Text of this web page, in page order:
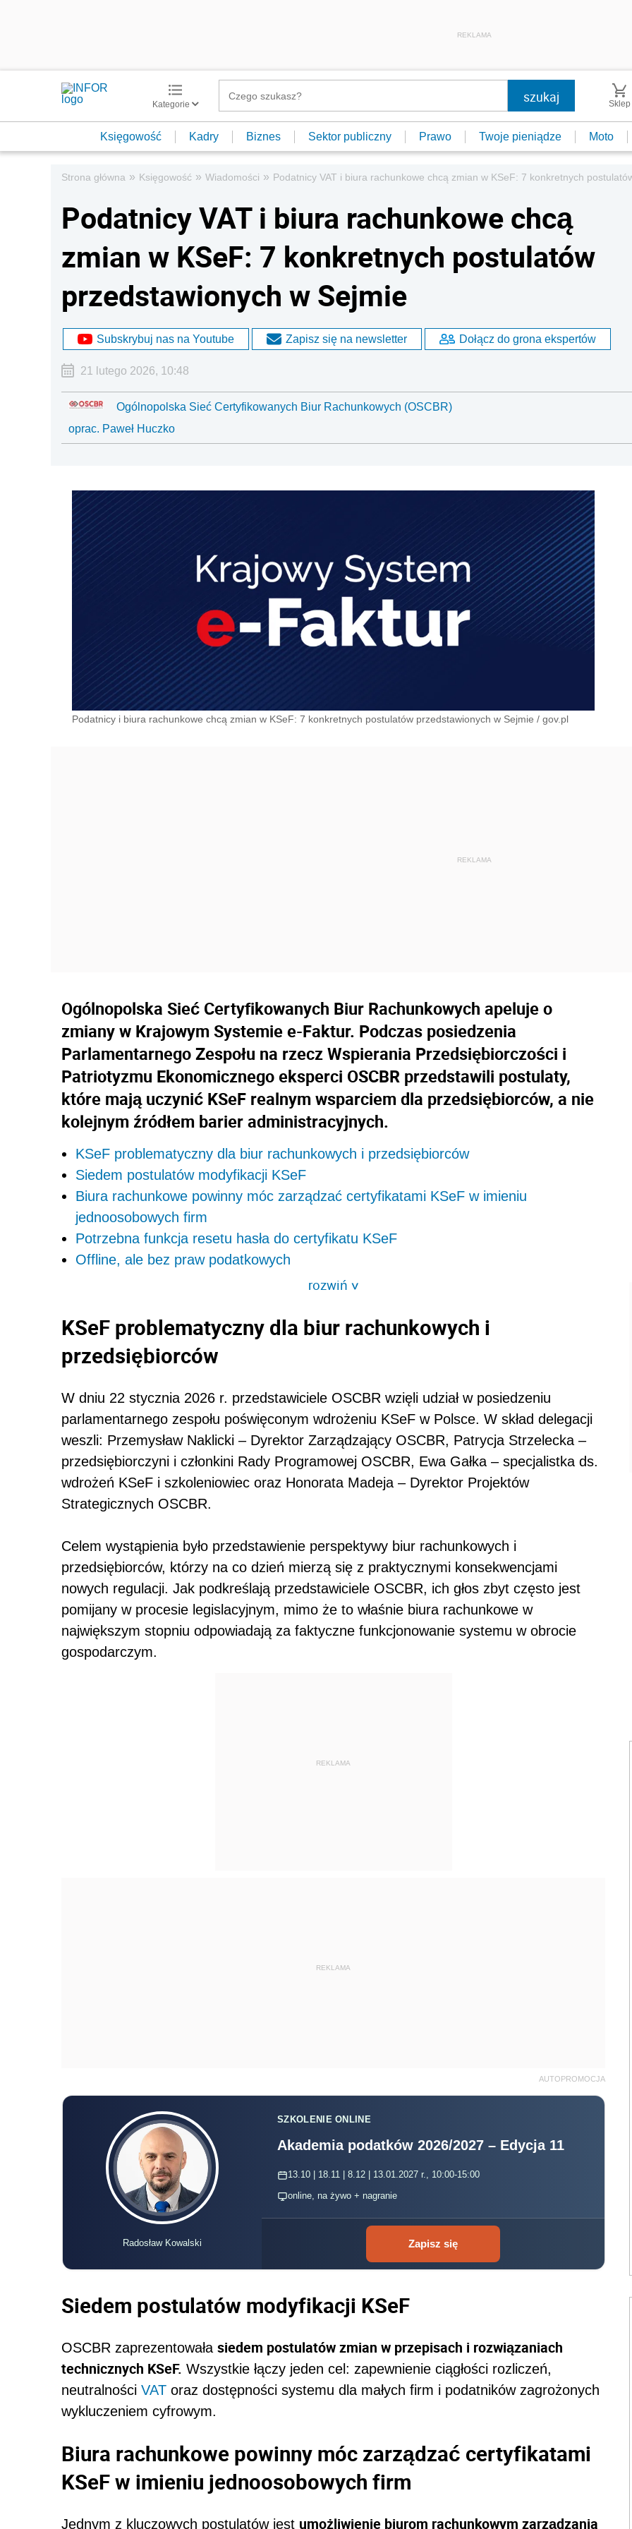
REKLAMA
Kategorie Sklep
Księgowość Kadry Biznes Sektor publiczny Prawo Twoje pieniądze Moto
Strona główna » Księgowość » Wiadomości » Podatnicy VAT i biura rachunkowe chcą zmian w KSeF: 7 konkretnych
Podatnicy VAT i biura rachunkowe chcą
zmian w KSeF: 7 konkretnych postulatów
przedstawionych w Sejmie
Subskrybuj nas na Youtube Zapisz się na newsletter Dołącz do grona ekspertów
21 lutego 2026, 10:48
Ogólnopolska Sieć Certyfikowanych Biur Rachunkowych (OSCBR)
oprac. Paweł Huczko
Podatnicy i biura rachunkowe chcą zmian w KSeF: 7 konkretnych postulatów przedstawionych w Sejmie / gov.pl
Ogólnopolska Sieć Certyfikowanych Biur Rachunkowych apeluje o
zmiany w Krajowym Systemie e-Faktur. Podczas posiedzenia
Parlamentarnego Zespołu na rzecz Wspierania Przedsiębiorczości i
Patriotyzmu Ekonomicznego eksperci OSCBR przedstawili postulaty,
które mają uczynić KSeF realnym wsparciem dla przedsiębiorców, a nie
kolejnym źródłem barier administracyjnych.
KSeF problematyczny dla biur rachunkowych i przedsiębiorców
Siedem postulatów modyfikacji KSeF
Biura rachunkowe powinny móc zarządzać certyfikatami KSeF w imieniu
jednoosobowych firm
Potrzebna funkcja resetu hasła do certyfikatu KSeF
Offline, ale bez praw podatkowych
rozwiń>
KSeF problematyczny dla biur rachunkowych i
przedsiębiorców
W dniu 22 stycznia 2026 r. przedstawiciele OSCBR wzięli udział w posiedzeniu
parlamentarnego zespołu poświęconym wdrożeniu KSeF w Polsce. W skład delegacji
weszli: Przemysław Naklicki – Dyrektor Zarządzający OSCBR, Patrycja Strzelecka –
przedsiębiorczyni i członkini Rady Programowej OSCBR, Ewa Gałka – specjalistka ds.
wdrożeń KSeF i szkoleniowiec oraz Honorata Madeja – Dyrektor Projektów
Strategicznych OSCBR.
Celem wystąpienia było przedstawienie perspektywy biur rachunkowych i
przedsiębiorców, którzy na co dzień mierzą się z praktycznymi konsekwencjami
nowych regulacji. Jak podkreślają przedstawiciele OSCBR, ich głos zbyt często jest
pomijany w procesie legislacyjnym, mimo że to właśnie biura rachunkowe w
największym stopniu odpowiadają za faktyczne funkcjonowanie systemu w obrocie
gospodarczym.
REKLAMA
REKLAMA
AUTOPROMOCJA
Radosław Kowalski
SZKOLENIE ONLINE
Akademia podatków 2026/2027 – Edycja 11
13.10 | 18.11 | 8.12 | 13.01.2027 r., 10:00-15:00
online, na żywo + nagranie
Zapisz się
Siedem postulatów modyfikacji KSeF
OSCBR zaprezentowała siedem postulatów zmian w przepisach i rozwiązaniach
technicznych KSeF. Wszystkie łączy jeden cel: zapewnienie ciągłości rozliczeń,
neutralności VAT oraz dostępności systemu dla małych firm i podatników zagrożonych
wykluczeniem cyfrowym.
Biura rachunkowe powinny móc zarządzać certyfikatami
KSeF w imieniu jednoosobowych firm
Jednym z kluczowych postulatów jest umożliwienie biurom rachunkowym zarządzania